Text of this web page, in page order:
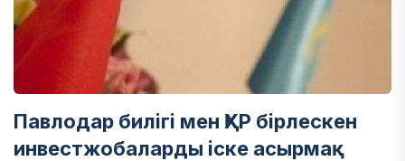
Павлодар билігі мен ҚХР бірлескен
инвестжобаларды іске асырмақ